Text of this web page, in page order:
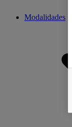
Modalidades